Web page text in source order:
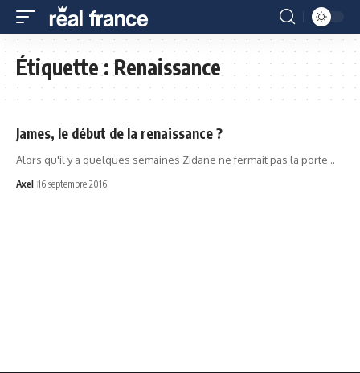
Étiquette :Renaissance
James, le début de la renaissance ?
Alors qu'il y a quelques semaines Zidane ne fermait pas la porte…
Axel 16 septembre 2016